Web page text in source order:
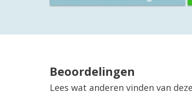
Beoordelingen
Lees wat anderen vinden van